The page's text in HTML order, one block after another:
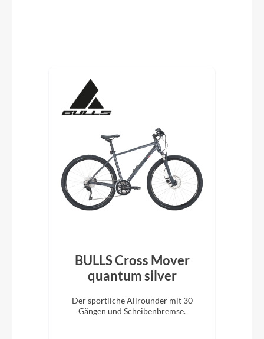
BULLS Cross Mover
quantum silver
Der sportliche Allrounder mit 30
Gängen und Scheibenbremse.